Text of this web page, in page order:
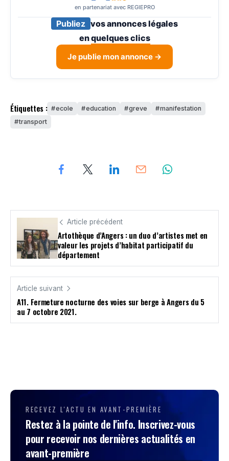
en partenariat avec REGIEPRO
Publiez vos annonces légales
enquelques clics
Je publie mon annonce →
Étiquettes : ecole education greve
manifestation
transport
Article précédent
Artothèque d’Angers : un duo d’artistes met en
valeur les projets d’habitat participatif du
département
Article suivant
A11. Fermeture nocturne des voies sur berge à Angers du 5
au 7 octobre 2021.
RECEVEZ L'ACTU EN AVANT-PREMIÈRE
Restez à la pointe de l'info. Inscrivez-vous
pour recevoir nos dernières actualités en
avant-première